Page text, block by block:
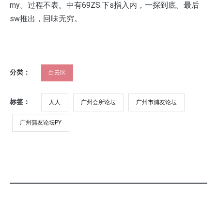
my。过程不表。中有69ZS.下s指入内，一探到底。最后
sw推出，回味无穷。
分类： 白云区
标签： 人人 广州会所论坛 广州市浦友论坛
广州蒲友论坛PY